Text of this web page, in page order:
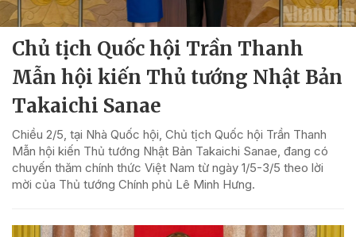
Chủ tịch Quốc hội Trần Thanh
Mẫn hội kiến Thủ tướng Nhật Bản
Takaichi Sanae
Chiều 2/5, tại Nhà Quốc hội, Chủ tịch Quốc hội Trần Thanh
Mẫn hội kiến Thủ tướng Nhật Bản Takaichi Sanae, đang có
chuyến thăm chính thức Việt Nam từ ngày 1/5-3/5 theo lời
mời của Thủ tướng Chính phủ Lê Minh Hưng.